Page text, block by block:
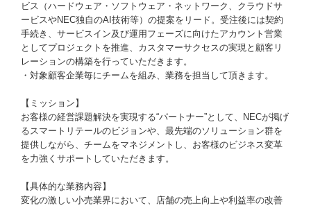
ビス（ハードウェア・ソフトウェア・ネットワーク、クラウドサ
ービスやNEC独自のAI技術等）の提案をリード。受注後には契約
手続き、サービスイン及び運用フェーズに向けたアカウント営業
としてプロジェクトを推進、カスタマーサクセスの実現と顧客リ
レーションの構築を行っていただきます。
・対象顧客企業毎にチームを組み、業務を担当して頂きます。
【ミッション】
お客様の経営課題解決を実現する“パートナー”として、NECが掲げ
るスマートリテールのビジョンや、最先端のソリューション群を
提供しながら、チームをマネジメントし、お客様のビジネス変革
を力強くサポートしていただきます。
【具体的な業務内容】
変化の激しい小売業界において、店舗の売上向上や利益率の改善